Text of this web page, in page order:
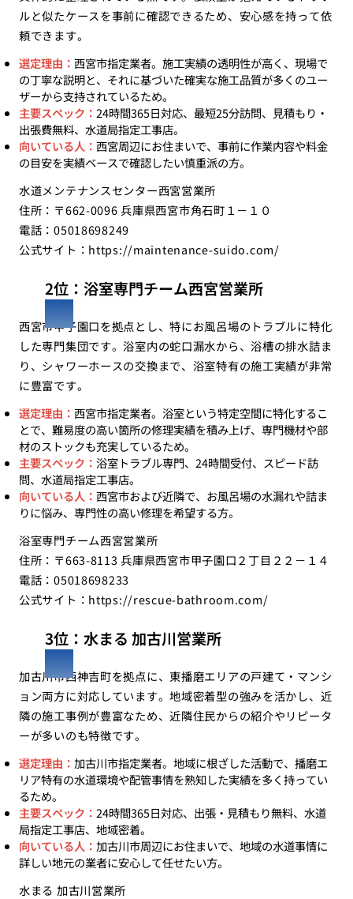
ルと似たケースを事前に確認できるため、安心感を持って依
頼できます。
選定理由： 西宮市指定業者。施工実績の透明性が高く、現場で
の丁寧な説明と、それに基づいた確実な施工品質が多くのユー
ザーから支持されているため。
主要スペック： 24時間365日対応、最短25分訪問、見積もり・
出張費無料、水道局指定工事店。
向いている人： 西宮周辺にお住まいで、事前に作業内容や料金
の目安を実績ベースで確認したい慎重派の方。
水道メンテナンスセンター西宮営業所
住所：〒662-0096 兵庫県西宮市角石町１－１０
電話：05018698249
公式サイト： https://maintenance-suido.com/
2位：浴室専門チーム西宮営業所
西宮市甲子園口を拠点とし、特にお風呂場のトラブルに特化
した専門集団です。浴室内の蛇口漏水から、浴槽の排水詰ま
り、シャワーホースの交換まで、浴室特有の施工実績が非常
に豊富です。
選定理由： 西宮市指定業者。浴室という特定空間に特化するこ
とで、難易度の高い箇所の修理実績を積み上げ、専門機材や部
材のストックも充実しているため。
主要スペック： 浴室トラブル専門、24時間受付、スピード訪
問、水道局指定工事店。
向いている人： 西宮市および近隣で、お風呂場の水漏れや詰ま
りに悩み、専門性の高い修理を希望する方。
浴室専門チーム西宮営業所
住所：〒663-8113 兵庫県西宮市甲子園口２丁目２２－１４
電話：05018698233
公式サイト： https://rescue-bathroom.com/
3位：水まる 加古川営業所
加古川市西神吉町を拠点に、東播磨エリアの戸建て・マンシ
ョン両方に対応しています。地域密着型の強みを活かし、近
隣の施工事例が豊富なため、近隣住民からの紹介やリピータ
ーが多いのも特徴です。
選定理由： 加古川市指定業者。地域に根ざした活動で、播磨エ
リア特有の水道環境や配管事情を熟知した実績を多く持ってい
るため。
主要スペック： 24時間365日対応、出張・見積もり無料、水道
局指定工事店、地域密着。
向いている人： 加古川市周辺にお住まいで、地域の水道事情に
詳しい地元の業者に安心して任せたい方。
水まる 加古川営業所